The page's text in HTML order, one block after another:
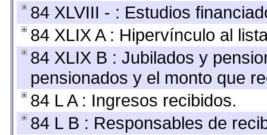
84 XLVIII - : Estudios
84 XLIX A : Hipervínculo al
84 XLIX B : Jubilados y
pensionados y el monto que
84 L A : Ingresos recibidos.
84 L B : Responsables de